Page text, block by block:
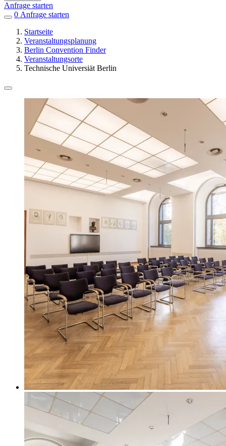
Anfrage starten
0 Einträge
Favoriten
Anfrage starten
Startseite
Veranstaltungsplanung
Berlin Convention Finder
Veranstaltungsorte
Technische Universiät Berlin